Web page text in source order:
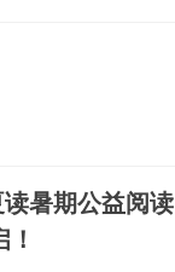
暑期公益阅读